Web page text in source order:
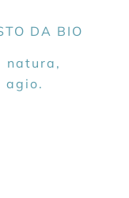
DA BIO
natura,
agio.